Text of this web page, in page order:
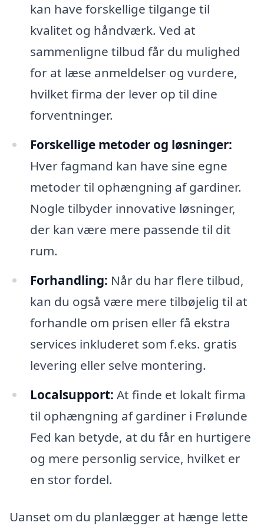
kan have forskellige tilgange til
kvalitet og håndværk. Ved at
sammenligne tilbud får du mulighed
for at læse anmeldelser og vurdere,
hvilket firma der lever op til dine
forventninger.
Forskellige metoder og løsninger:
Hver fagmand kan have sine egne
metoder til ophængning af gardiner.
Nogle tilbyder innovative løsninger,
der kan være mere passende til dit
rum.
Forhandling: Når du har flere tilbud,
kan du også være mere tilbøjelig til at
forhandle om prisen eller få ekstra
services inkluderet som f.eks. gratis
levering eller selve montering.
Localsupport: At finde et lokalt firma
til ophængning af gardiner i Frølunde
Fed kan betyde, at du får en hurtigere
og mere personlig service, hvilket er
en stor fordel.
Uanset om du planlægger at hænge lette